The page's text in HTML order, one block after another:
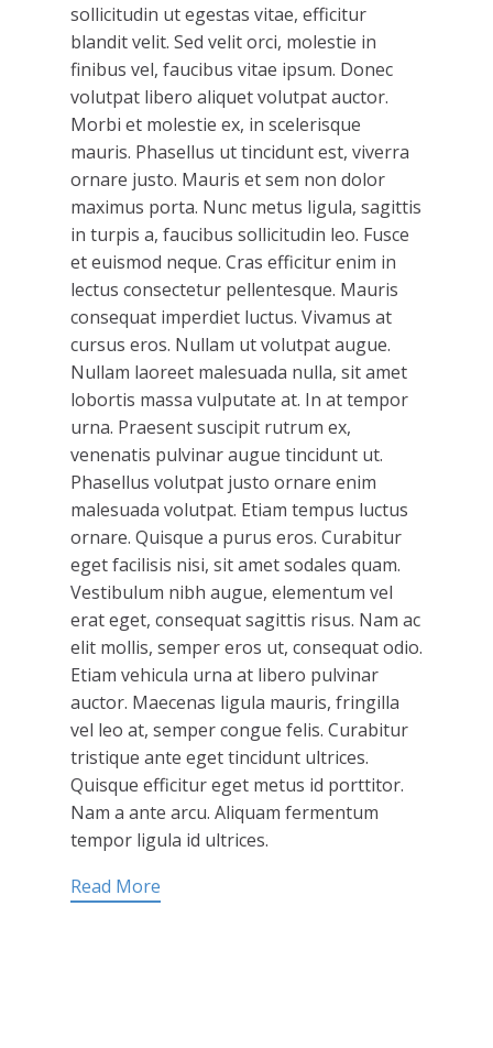
sollicitudin ut egestas vitae, efficitur
blandit velit. Sed velit orci, molestie in
finibus vel, faucibus vitae ipsum. Donec
volutpat libero aliquet volutpat auctor.
Morbi et molestie ex, in scelerisque
mauris. Phasellus ut tincidunt est, viverra
ornare justo. Mauris et sem non dolor
maximus porta. Nunc metus ligula, sagittis
in turpis a, faucibus sollicitudin leo. Fusce
et euismod neque. Cras efficitur enim in
lectus consectetur pellentesque. Mauris
consequat imperdiet luctus. Vivamus at
cursus eros. Nullam ut volutpat augue.
Nullam laoreet malesuada nulla, sit amet
lobortis massa vulputate at. In at tempor
urna. Praesent suscipit rutrum ex,
venenatis pulvinar augue tincidunt ut.
Phasellus volutpat justo ornare enim
malesuada volutpat. Etiam tempus luctus
ornare. Quisque a purus eros. Curabitur
eget facilisis nisi, sit amet sodales quam.
Vestibulum nibh augue, elementum vel
erat eget, consequat sagittis risus. Nam ac
elit mollis, semper eros ut, consequat odio.
Etiam vehicula urna at libero pulvinar
auctor. Maecenas ligula mauris, fringilla
vel leo at, semper congue felis. Curabitur
tristique ante eget tincidunt ultrices.
Quisque efficitur eget metus id porttitor.
Nam a ante arcu. Aliquam fermentum
tempor ligula id ultrices.
Read More